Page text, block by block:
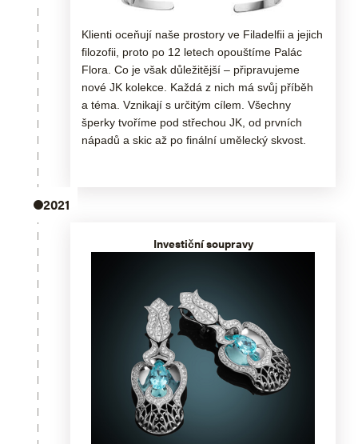
Klienti oceňují naše prostory ve Filadelfii a jejich
filozofii, proto po 12 letech opouštíme Palác
Flora. Co je však důležitější – připravujeme
nové JK kolekce. Každá z nich má svůj příběh
a téma. Vznikají s určitým cílem. Všechny
šperky tvoříme pod střechou JK, od prvních
nápadů a skic až po finální umělecký skvost.
2021
Investiční soupravy